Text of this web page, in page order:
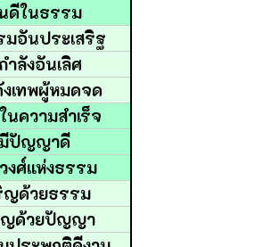
ดีในธรรม
อันประเสริฐ
ำลังอันเลิศ
เทพผู้หมดจด
นความสำเร็จ
ปัญญาดี
งศ์แห่งธรรม
ญด้วยธรรม
ญด้วยปัญญา